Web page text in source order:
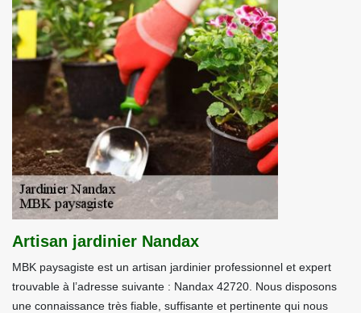
Artisan jardinier Nandax
MBK paysagiste est un artisan jardinier professionnel et expert
trouvable à l’adresse suivante : Nandax 42720. Nous disposons
une connaissance très fiable, suffisante et pertinente qui nous